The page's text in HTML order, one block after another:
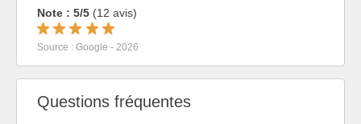
Note : 5/5 (12 avis)
Source : Google - 2026
Questions fréquentes